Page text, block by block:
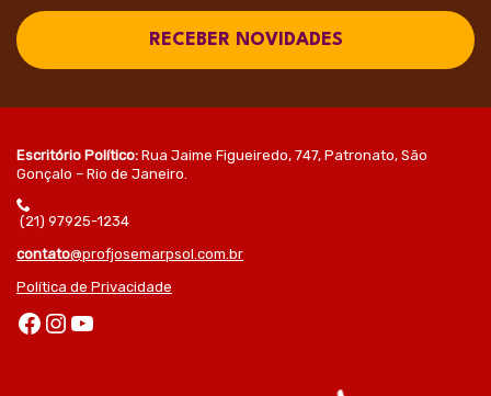
RECEBER NOVIDADES
Escritório Político: Rua Jaime Figueiredo, 747, Patronato, São
Gonçalo – Rio de Janeiro.
(21) 97925-1234
contato@profjosemarpsol.com.br
Política de Privacidade
Facebook Instagram Youtube